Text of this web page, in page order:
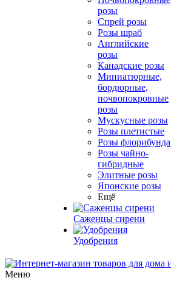
розы
Спрей розы
Розы шраб
Английские
розы
Канадские розы
Миниатюрные,
бордюрные,
почвопокровные
розы
Мускусные розы
Розы плетистые
Розы флорибунда
Розы чайно-
гибридные
Элитные розы
Японские розы
Ещё
Саженцы сирени
Удобрения
Меню